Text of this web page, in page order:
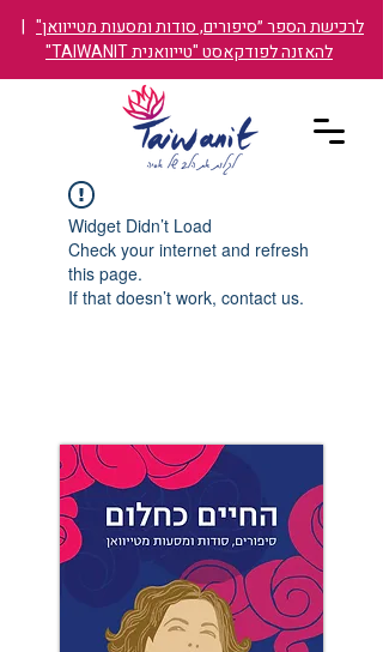
לרכישת הספר ״סיפורים, סודות ומסעות מטייוואן" |
להאזנה לפודקאסט "טייוואנית TAIWANIT"
Widget Didn’t Load
Check your internet and refresh
this page.
If that doesn’t work, contact us.